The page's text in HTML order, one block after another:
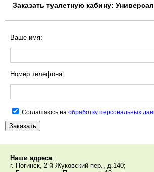
Заказать туалетную кабину:
Ваше имя:
Номер телефона:
Соглашаюсь на обработку персональных
Заказать
Наши адреса:
г. Ногинск, 2-й Жуковский пер., д.140;